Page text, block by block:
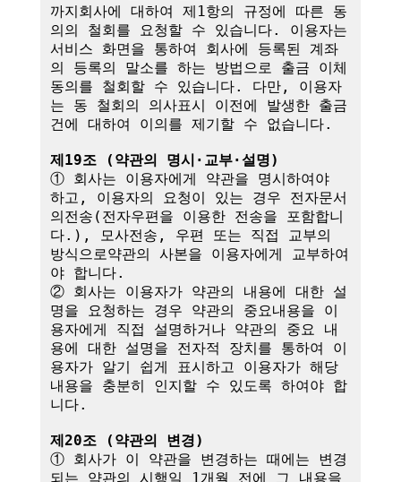
까지회사에 대하여 제1항의 규정에 따른 동
의의 철회를 요청할 수 있습니다. 이용자는
서비스 화면을 통하여 회사에 등록된 계좌
의 등록의 말소를 하는 방법으로 출금 이체
동의를 철회할 수 있습니다. 다만, 이용자
는 동 철회의 의사표시 이전에 발생한 출금
건에 대하여 이의를 제기할 수 없습니다.
제19조 (약관의 명시·교부·설명)
① 회사는 이용자에게 약관을 명시하여야
하고, 이용자의 요청이 있는 경우 전자문서
의전송(전자우편을 이용한 전송을 포함합니
다.), 모사전송, 우편 또는 직접 교부의
방식으로약관의 사본을 이용자에게 교부하여
야 합니다.
② 회사는 이용자가 약관의 내용에 대한 설
명을 요청하는 경우 약관의 중요내용을 이
용자에게 직접 설명하거나 약관의 중요 내
용에 대한 설명을 전자적 장치를 통하여 이
용자가 알기 쉽게 표시하고 이용자가 해당
내용을 충분히 인지할 수 있도록 하여야 합
니다.
제20조 (약관의 변경)
① 회사가 이 약관을 변경하는 때에는 변경
되는 약관의 시행일 1개월 전에 그 내용을